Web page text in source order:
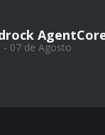
- 07 de Agosto